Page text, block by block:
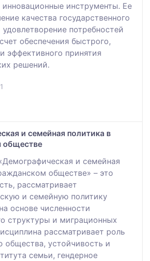
инновационные инструменты. Ее
качества государственного
потребностей
обеспечения быстрого,
эффективного принятия
решений.
и семейная политика в
обществе
и семейная
обществе» – это
рассматривает
и семейную политику
основе численности
структуры и миграционных
рассматривает роль
общества, устойчивость и
семьи, гендерное